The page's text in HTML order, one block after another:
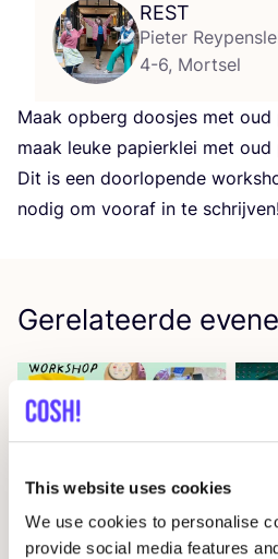
This website uses cookies
We use cookies to personalise
provide social media features
REST
Pieter
4-6, Mortsel
Maak opberg doos­jes met oud
maak leu­ke papier­klei met
Dit is een door­lo­pen­de
nodig om voor­af in te schrijven!
Gerelateerde